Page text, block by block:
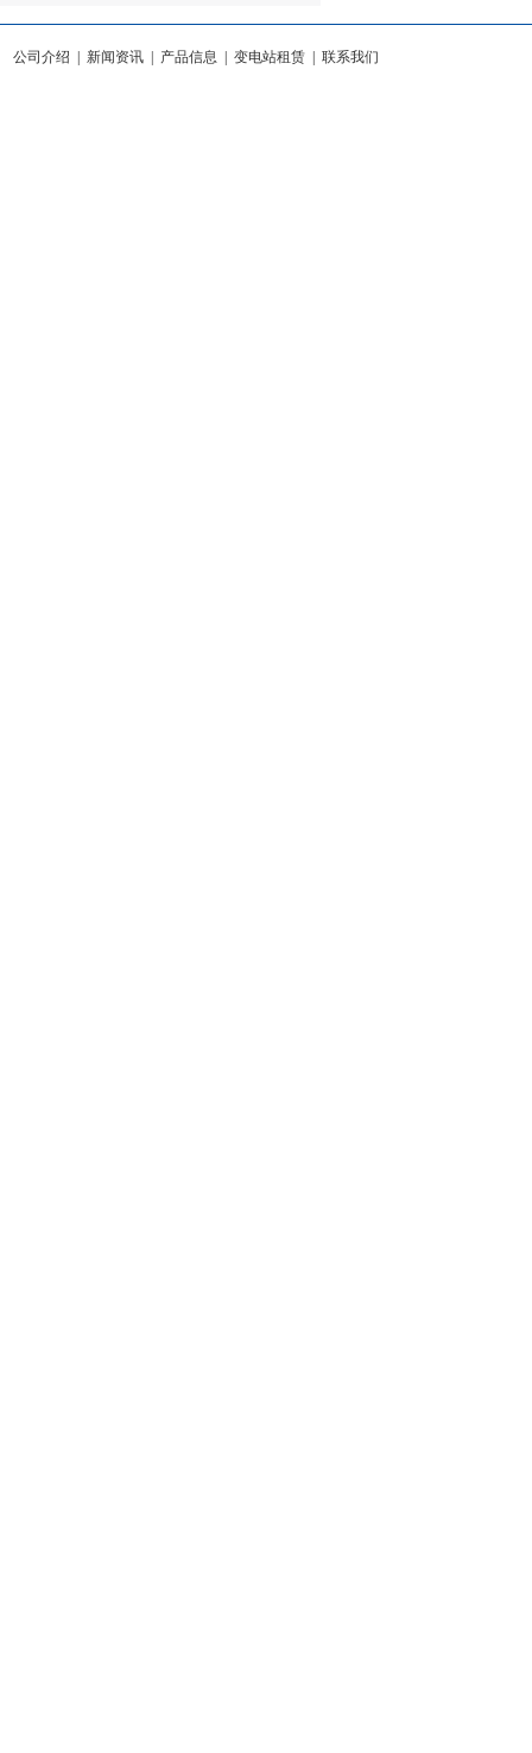
公司介绍 |新闻资讯 产品信息 |变电站租赁 |联系我们